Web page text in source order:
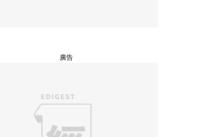
廣告